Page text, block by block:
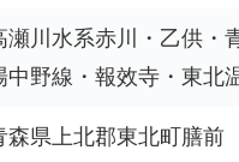
瀬川水系赤川・乙供・
中野線・報效寺・東北
森県上北郡東北町膳前